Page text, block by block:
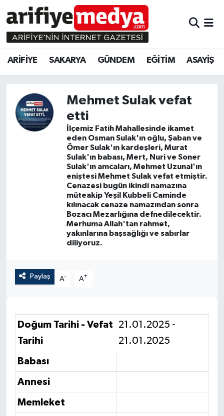
ARİFİYE SAKARYA GÜNDEM EĞİTİM ASAYİŞ
Mehmet Sulak vefat
etti
İlçemiz Fatih Mahallesinde ikamet
eden Osman Sulak'ın oğlu, Şaban ve
Ömer Sulak'ın kardeşleri, Murat
Sulak'ın babası, Mert, Nuri ve Soner
Sulak'ın amcaları, Mehmet Uzunal'ın
eniştesi Mehmet Sulak vefat etmiştir.
Cenazesi bugün ikindi namazına
müteakip Yeşil Kubbeli Caminde
kılınacak cenaze namazından sonra
Bozacı Mezarlığına defnedilecektir.
Merhuma Allah'tan rahmet,
yakınlarına başsağlığı ve sabırlar
diliyoruz.
Paylaş A- A+
Doğum Tarihi - Vefat
Tarihi
21.01.2025 -
21.01.2025
Babası
Annesi
Memleket
ARİFİYE
SAKARYA
EĞİTİM
EKONOMİ
ARİFİYE
GÜNDEM
EKONOMİ
Sakarya Hava Durumu
Sakarya Namaz Vakitleri
Süper Lig Puan Durumu ve Fikstür
Tüm Manşetler
Son Dakika Haberleri
Haber Arşivi